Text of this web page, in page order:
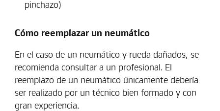
pinchazo)
Cómo reemplazar un neumático
En el caso de un neumático y rueda dañados, se
recomienda consultar a un profesional. El
reemplazo de un neumático únicamente debería
ser realizado por un técnico bien formado y con
gran experiencia.